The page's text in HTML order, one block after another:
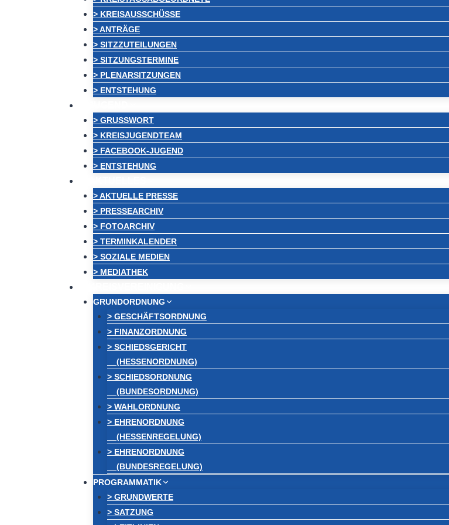
> KREISAUSSCHÜSSE
> ANTRÄGE
> SITZZUTEILUNGEN
> SITZUNGSTERMINE
> PLENARSITZUNGEN
> ENTSTEHUNG
> GRUSSWORT
> KREISJUGENDTEAM
> FACEBOOK-JUGEND
> ENTSTEHUNG
> AKTUELLE PRESSE
> PRESSEARCHIV
> FOTOARCHIV
> TERMINKALENDER
> SOZIALE MEDIEN
> MEDIATHEK
GRUNDORDNUNG
> GESCHÄFTSORDNUNG
> FINANZORDNUNG
> SCHIEDSGERICHT
(HESSENORDNUNG)
> SCHIEDSORDNUNG
(BUNDESORDNUNG)
> WAHLORDNUNG
> EHRENORDNUNG
(HESSENREGELUNG)
> EHRENORDNUNG
(BUNDESREGELUNG)
PROGRAMMATIK
> GRUNDWERTE
> SATZUNG